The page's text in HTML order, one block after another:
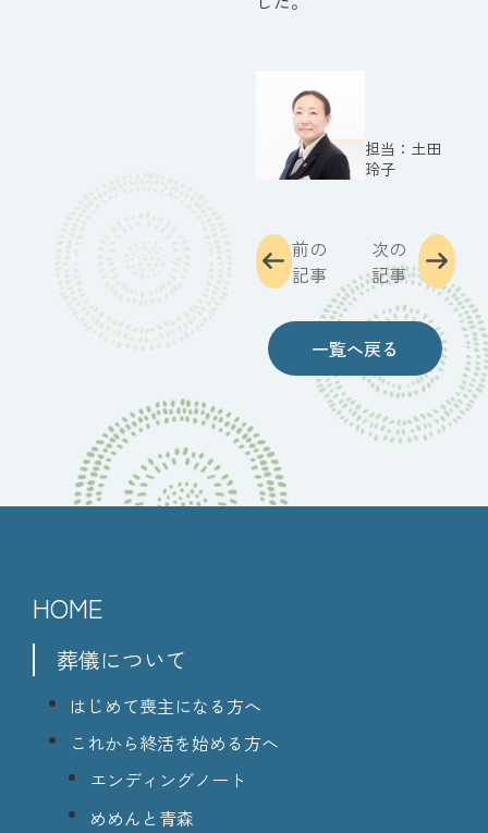
土田
玲子
前の
記事
一覧へ戻る
次の
記事
HOME
葬儀について
はじめて喪主になる方へ
これから終活を始める方へ
エンディングノート
めめんと青森